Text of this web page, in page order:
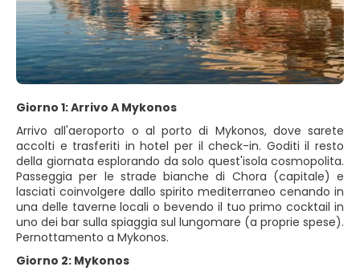
Giorno 1: Arrivo A Mykonos
Arrivo all'aeroporto o al porto di Mykonos, dove sarete
accolti e trasferiti in hotel per il check-in. Goditi il resto
della giornata esplorando da solo quest'isola cosmopolita.
Passeggia per le strade bianche di Chora (capitale) e
lasciati coinvolgere dallo spirito mediterraneo cenando in
una delle taverne locali o bevendo il tuo primo cocktail in
uno dei bar sulla spiaggia sul lungomare (a proprie spese).
Pernottamento a Mykonos.
Giorno 2: Mykonos